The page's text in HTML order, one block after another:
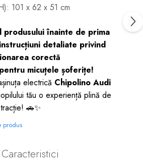
101 x 62 x 51 cm
produsului înainte de prima
detaliate privind
corectă
micuțele șoferițe!
electrică Chipolino Audi
tău o experiență plină de
🚗✨
produs
Caracteristici